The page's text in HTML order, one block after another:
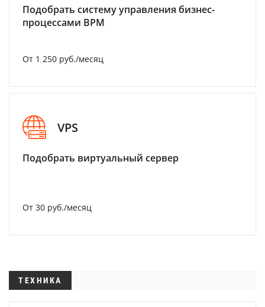
Подобрать систему управления бизнес-
процессами BPM
От 1 250 руб./месяц
VPS
Подобрать виртуальный сервер
От 30 руб./месяц
ТЕХНИКА